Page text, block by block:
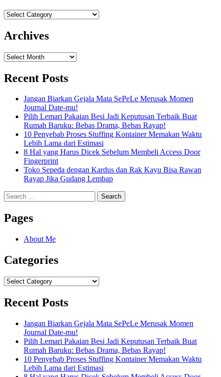
Categories
Archives
Archives
Recent Posts
Jangan Biarkan Gejala Mata SePeLe Merusak Momen
Journal Date-mu!
Pilih Lemari Pakaian Besi Jadi Keputusan Terbaik Buat
Rumah Baruku: Bebas Drama, Bebas Rayap!
10 Penyebab Proses Stuffing Kontainer Memakan Waktu
Lebih Lama dari Estimasi
8 Hal yang Harus Dicek Sebelum Membeli Access Door
Fingerprint
Toko Sepeda dengan Kardus dan Rak Kayu Bisa Rawan
Rayap Jika Gudang Lembap
Search
for:
Pages
About Me
Categories
Categories
Recent Posts
Jangan Biarkan Gejala Mata SePeLe Merusak Momen
Journal Date-mu!
Pilih Lemari Pakaian Besi Jadi Keputusan Terbaik Buat
Rumah Baruku: Bebas Drama, Bebas Rayap!
10 Penyebab Proses Stuffing Kontainer Memakan Waktu
Lebih Lama dari Estimasi